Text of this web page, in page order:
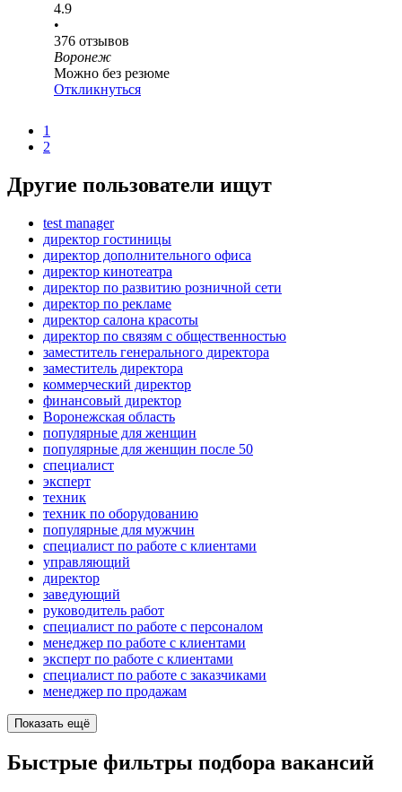
4.9
•
376 отзывов
Воронеж
Можно без резюме
Откликнуться
1
2
Другие пользователи ищут
test manager
директор гостиницы
директор дополнительного офиса
директор кинотеатра
директор по развитию розничной сети
директор по рекламе
директор салона красоты
директор по связям с общественностью
заместитель генерального директора
заместитель директора
коммерческий директор
финансовый директор
Воронежская область
популярные для женщин
популярные для женщин после 50
специалист
эксперт
техник
техник по оборудованию
популярные для мужчин
специалист по работе с клиентами
управляющий
директор
заведующий
руководитель работ
специалист по работе с персоналом
менеджер по работе с клиентами
эксперт по работе с клиентами
специалист по работе с заказчиками
менеджер по продажам
Показать ещё
Быстрые фильтры подбора вакансий